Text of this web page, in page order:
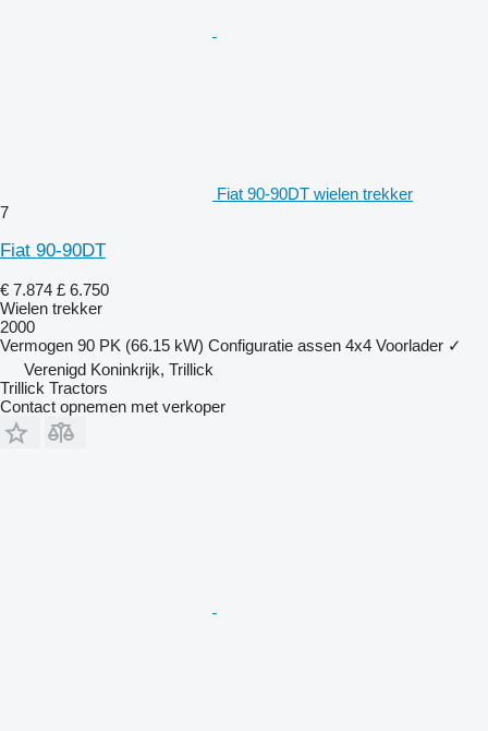
Fiat 90-90DT wielen trekker
7
Fiat 90-90DT
€ 7.874 £ 6.750
Wielen trekker
2000
Vermogen 90 PK (66.15 kW) Configuratie assen 4x4 Voorlader ✓
Verenigd Koninkrijk, Trillick
Trillick Tractors
Contact opnemen met verkoper